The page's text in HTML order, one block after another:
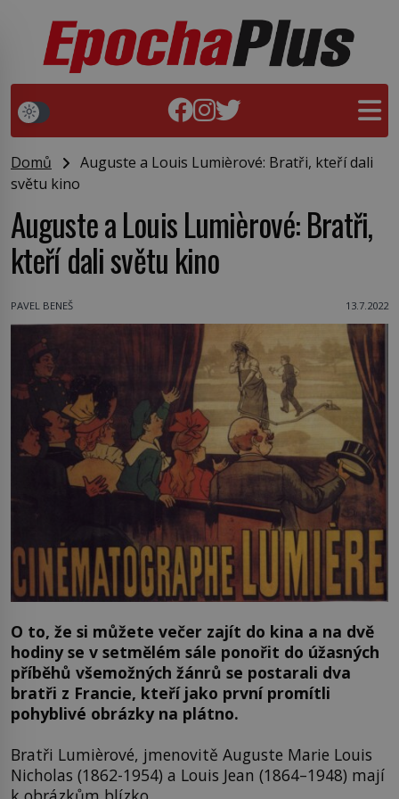
Domů
Auguste a Louis Lumièrové: Bratři, kteří dali
světu kino
Auguste a Louis Lumièrové: Bratři,
kteří dali světu kino
PAVEL BENEŠ 13.7.2022
O to, že si můžete večer zajít do kina a na dvě
hodiny se v setmělém sále ponořit do úžasných
příběhů všemožných žánrů se postarali dva
bratři z Francie, kteří jako první promítli
pohyblivé obrázky na plátno.
Bratři Lumièrové, jmenovitě Auguste Marie Louis
Nicholas (1862-1954) a Louis Jean (1864–1948) mají